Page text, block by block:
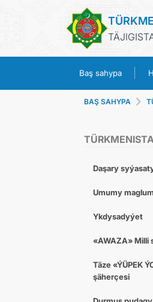
Baş sahypa
BAŞ SAHYPA
Daşary
Umumy
Ykdysadyýet
«AWAZA» Milli
Täze «ÝÜPEK
şäherçesi